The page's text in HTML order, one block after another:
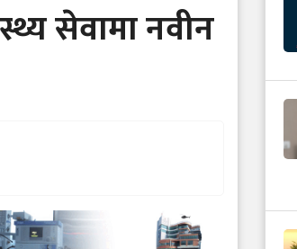
सेवामा नवीन